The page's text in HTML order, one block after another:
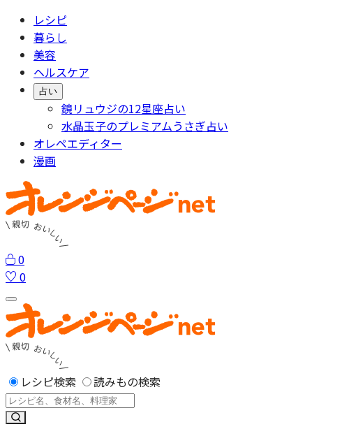
レシピ
暮らし
美容
ヘルスケア
占い
鏡リュウジの12星座占い
水晶玉子のプレミアムうさぎ占い
オレペエディター
漫画
0
0
レシピ検索 読みもの検索